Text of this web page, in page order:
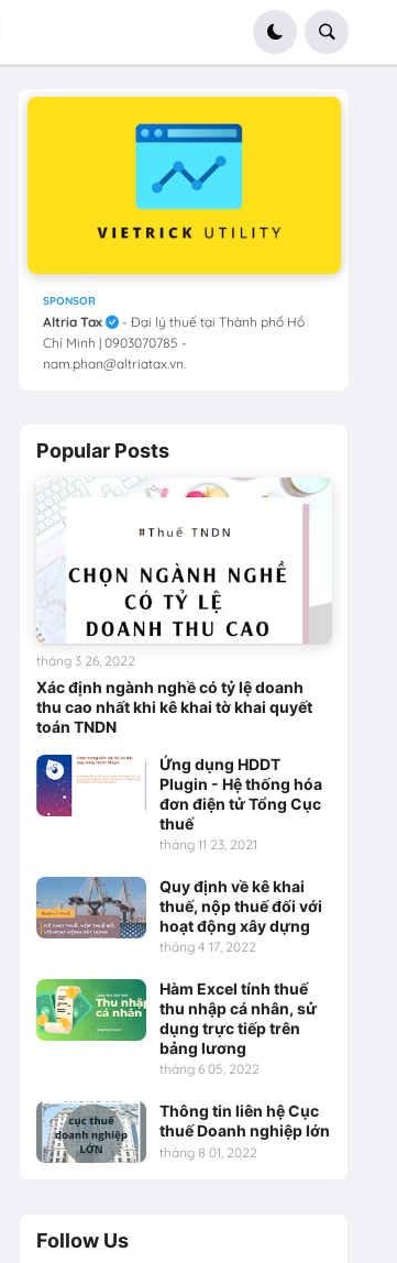
SPONSOR
Altria Tax
- Đại lý thuế tại Thành phố Hồ
Chí Minh | 0903070785 -
nam.phan@altriatax.vn.
Popular Posts
Xác định ngành nghề có tỷ lệ doanh
thu cao nhất khi kê khai tờ khai quyết
toán TNDN
tháng 3 26, 2022
Ứng dụng HDDT
Plugin - Hệ thống hóa
đơn điện tử Tổng Cục
thuế
tháng 11 23, 2021
Quy định về kê khai
thuế, nộp thuế đối với
hoạt động xây dựng
tháng 4 17, 2022
Hàm Excel tính thuế
thu nhập cá nhân, sử
dụng trực tiếp trên
bảng lương
tháng 6 05, 2022
Thông tin liên hệ Cục
thuế Doanh nghiệp lớn
tháng 8 01, 2022
Follow Us